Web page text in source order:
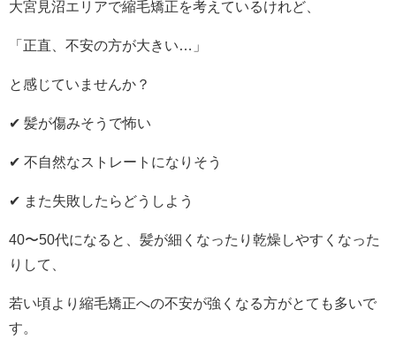
大宮見沼エリアで縮毛矯正を考えているけれど、
「正直、不安の方が大きい…」
と感じていませんか？
✔ 髪が傷みそうで怖い
✔ 不自然なストレートになりそう
✔ また失敗したらどうしよう
40〜50代になると、髪が細くなったり乾燥しやすくなった
りして、
若い頃より縮毛矯正への不安が強くなる方がとても多いで
す。